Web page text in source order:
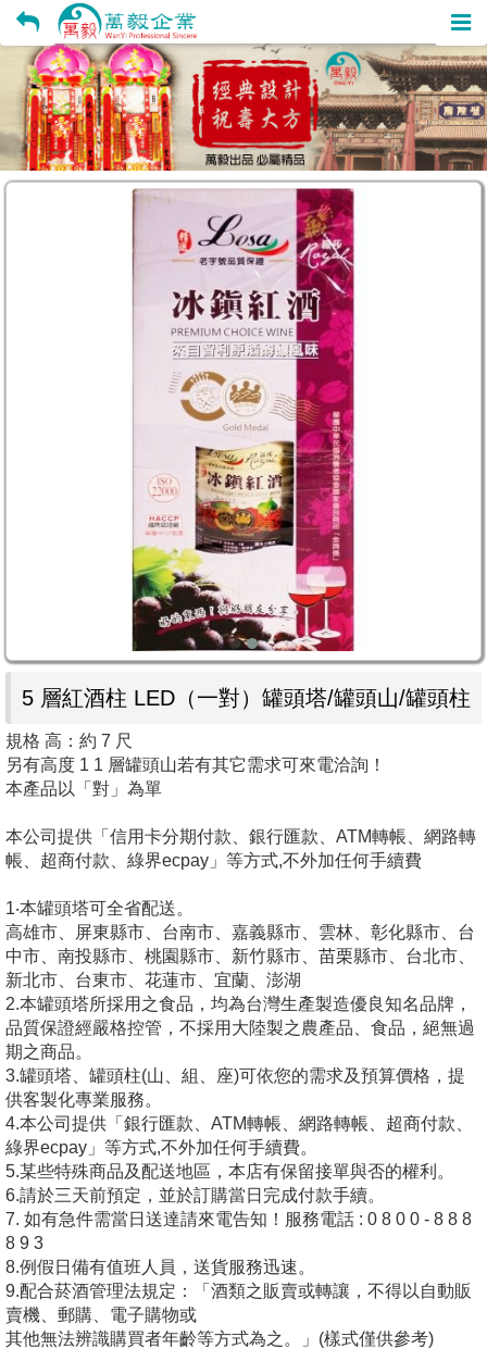
5 層紅酒柱 LED（一對）罐頭塔/罐頭山/罐頭柱
規格 高：約 7 尺
另有高度 1 1 層罐頭山若有其它需求可來電洽詢！
本產品以「對」為單
本公司提供「信用卡分期付款、銀行匯款、ATM轉帳、網路轉
帳、超商付款、綠界ecpay」等方式,不外加任何手續費
1‧本罐頭塔可全省配送。
高雄市、屏東縣市、台南市、嘉義縣市、雲林、彰化縣市、台
中市、南投縣市、桃園縣市、新竹縣市、苗栗縣市、台北市、
新北市、台東市、花蓮市、宜蘭、澎湖
2.本罐頭塔所採用之食品，均為台灣生產製造優良知名品牌，
品質保證經嚴格控管，不採用大陸製之農產品、食品，絕無過
期之商品。
3.罐頭塔、罐頭柱(山、組、座)可依您的需求及預算價格，提
供客製化專業服務。
4.本公司提供「銀行匯款、ATM轉帳、網路轉帳、超商付款、
綠界ecpay」等方式,不外加任何手續費。
5.某些特殊商品及配送地區，本店有保留接單與否的權利。
6.請於三天前預定，並於訂購當日完成付款手續。
7. 如有急件需當日送達請來電告知！服務電話 : 0 8 0 0 - 8 8 8
8 9 3
8.例假日備有值班人員，送貨服務迅速。
9.配合菸酒管理法規定：「酒類之販賣或轉讓，不得以自動販
賣機、郵購、電子購物或
其他無法辨識購買者年齡等方式為之。」(樣式僅供參考)